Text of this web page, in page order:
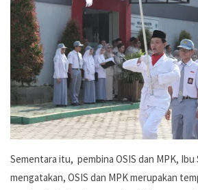
Sementara itu, pembina OSIS dan MPK, Ibu
mengatakan, OSIS dan MPK merupakan